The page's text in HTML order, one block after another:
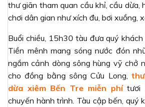
thư giãn tham quan cầu khỉ, cầu dừa,
chơi dân gian như xích đu, bơi xuồng,
Buổi chiều, 15h30 tàu đưa quý
Tiền mênh mang sóng nước đón
ngắm cảnh dòng sông hùng vỹ chở
cho đồng bằng sông Cửu Long,
dừa xiêm Bến Tre miễn phí tươi
chuyến hành trình. Tàu cập bến, quý